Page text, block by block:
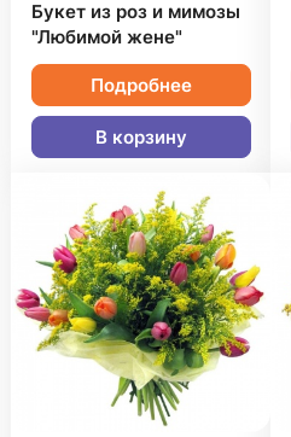
Букет из роз и мимозы
"Любимой жене"
Подробнее
В корзину